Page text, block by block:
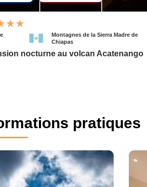
Montagnes de la Sierra Madre de
Chiapas
nocturne au volcan Acatenango
pratiques